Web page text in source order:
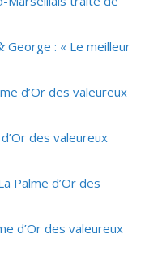
George : « Le meilleur
d’Or des valeureux
des valeureux
Palme d’Or des
d’Or des valeureux